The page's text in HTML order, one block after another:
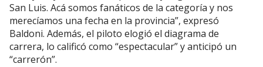
San Luis. Acá somos fanáticos de la categoría y nos
merecíamos una fecha en la provincia”, expresó
Baldoni. Además, el piloto elogió el diagrama de
carrera, lo calificó como “espectacular” y anticipó un
“carrerón”.